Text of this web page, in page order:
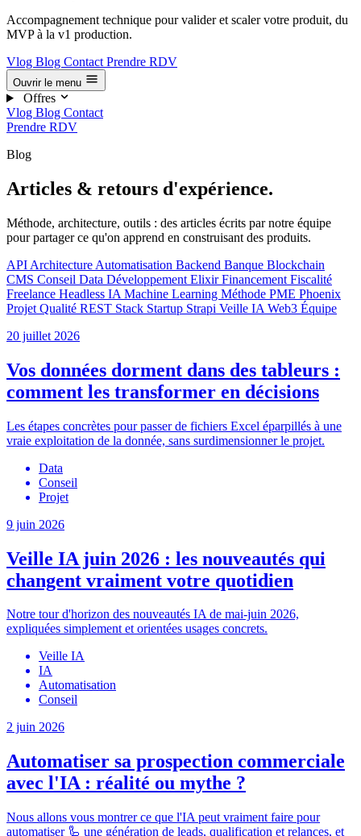
Accompagnement technique pour valider et scaler votre produit, du
MVP à la v1 production.
Vlog Blog Contact Prendre RDV
Ouvrir le menu
Offres
Vlog Blog Contact
Prendre RDV
Blog
Articles & retours d'expérience.
Méthode, architecture, outils : des articles écrits par notre équipe
pour partager ce qu'on apprend en construisant des produits.
API Architecture Automatisation Backend Banque Blockchain
CMS Conseil Data Développement ElixirFinancement Fiscalité
Freelance Headless IA Machine Learning Méthode PME Phoenix
Projet Qualité REST Stack Startup Strapi Veille IA Web3 Équipe
20 juillet 2026
Vos données dorment dans des tableurs :
comment les transformer en décisions
Les étapes concrètes pour passer de fichiers Excel éparpillés à une
vraie exploitation de la donnée, sans surdimensionner le projet.
Data
Conseil
Projet
9 juin 2026
Veille IA juin 2026 : les nouveautés qui
changent vraiment votre quotidien
Notre tour d'horizon des nouveautés IA de mai-juin 2026,
expliquées simplement et orientées usages concrets.
Veille IA
IA
Automatisation
Conseil
2 juin 2026
Automatiser sa prospection commerciale
avec l'IA : réalité ou mythe ?
Nous allons vous montrer ce que l'IA peut vraiment faire pour
automatiser 🦾 une génération de leads, qualification et relances, et